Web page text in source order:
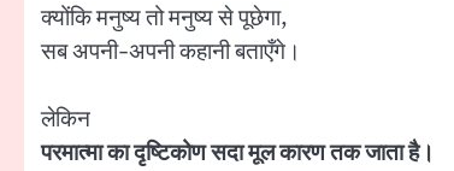
क्योंकि मनुष्य तो मनुष्य से पूछेगा,
सब अपनी-अपनी कहानी बताएँगे।
लेकिन
परमात्मा का दृष्टिकोण सदा मूल कारण तक जाता है।